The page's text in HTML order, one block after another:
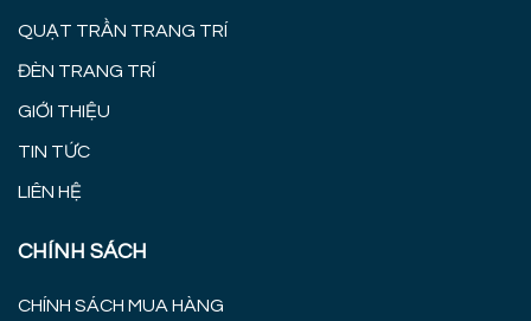
QUẠT TRẦN TRANG TRÍ
ĐÈN TRANG TRÍ
GIỚI THIỆU
TIN TỨC
LIÊN HỆ
CHÍNH SÁCH
CHÍNH SÁCH MUA HÀNG